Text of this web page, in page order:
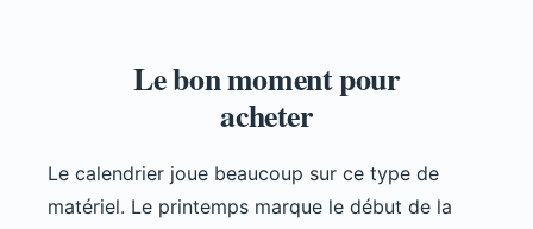
Le bon moment pour
acheter
Le calendrier joue beaucoup sur ce type de
matériel. Le printemps marque le début de la